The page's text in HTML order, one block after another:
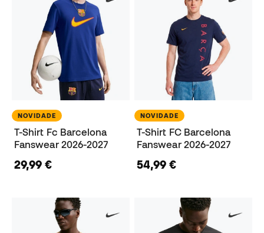
NOVIDADE
T-Shirt Fc Barcelona
Fanswear 2026-2027
29,99 €
NOVIDADE
T-Shirt FC Barcelona
Fanswear 2026-2027
54,99 €